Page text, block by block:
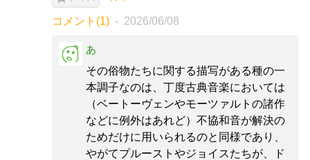
コメント(1) 2026/06/08
あ
その俗物たちに関する描写がある種の一
本調子なのは、丁度古典音楽においては
（ベートーヴェンやモーツァルトの諸作
などに例外はあれど）不協和音が解決の
ためだけに用いられるのと同様であり、
やがてプルーストやジョイスたちが、ド